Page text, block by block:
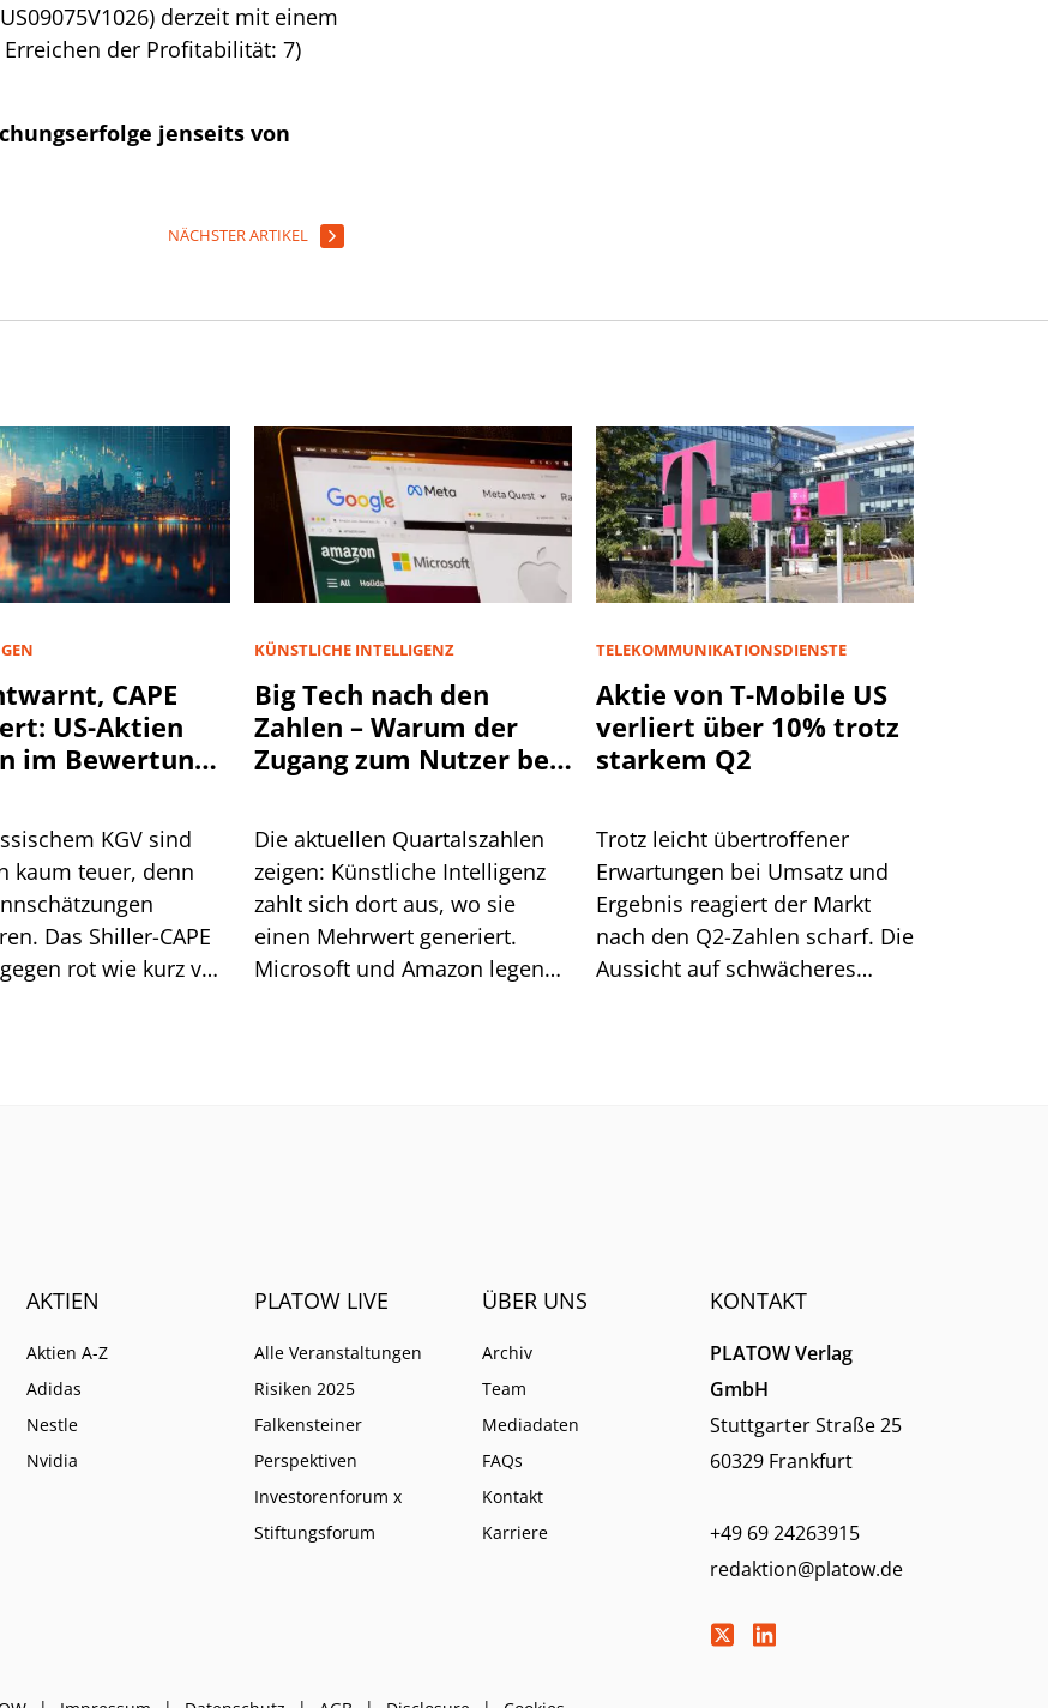
derzeit mit einem
Erreichen der Profitabilität: 7)
jenseits von
NÄCHSTER ARTIKEL
CAPE
US-Aktien
im Bewertungs-
KGV sind
kaum teuer, denn
Das Shiller-CAPE
rot wie kurz vor
KÜNSTLICHE INTELLIGENZ
Big Tech nach den
Zahlen – Warum der
Zugang zum Nutzer bei
Die aktuellen Quartalszahlen
zeigen: Künstliche Intelligenz
zahlt sich dort aus, wo sie
einen Mehrwert generiert.
Microsoft und Amazon legen
TELEKOMMUNIKATIONSDIENSTE
Aktie von T-Mobile US
verliert über 10% trotz
starkem Q2
Trotz leicht übertroffener
Erwartungen bei Umsatz und
Ergebnis reagiert der Markt
nach den Q2-Zahlen scharf. Die
Aussicht auf schwächeres
AKTIEN
Aktien A-Z
Adidas
Nestle
Nvidia
PLATOW LIVE
Alle Veranstaltungen
Risiken 2025
Falkensteiner
Perspektiven
Investorenforum x
Stiftungsforum
ÜBER UNS
Archiv
Team
Mediadaten
FAQs
Kontakt
Karriere
KONTAKT
PLATOW Verlag
GmbH
Stuttgarter Straße 25
60329 Frankfurt
+49 69 24263915
redaktion@platow.de